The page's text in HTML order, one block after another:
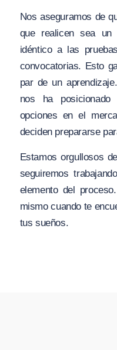
Nos aseguramos de
que realicen sea un
idéntico a las
convocatorias. Esto
par de un
nos ha
opciones en el
deciden prepararse
Estamos orgullosos
seguiremos
elemento del
mismo cuando te
tus sueños.